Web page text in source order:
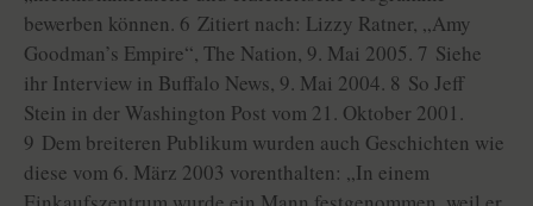
bewerben können. 6 Zitiert nach: Lizzy Ratner, „Amy
Goodman’s Empire“, The Nation, 9. Mai 2005. 7 Siehe
ihr Interview in Buffalo News, 9. Mai 2004. 8 So Jeff
Stein in der Washington Post vom 21. Oktober 2001.
9 Dem breiteren Publikum wurden auch Geschichten wie
diese vom 6. März 2003 vorenthalten: „In einem